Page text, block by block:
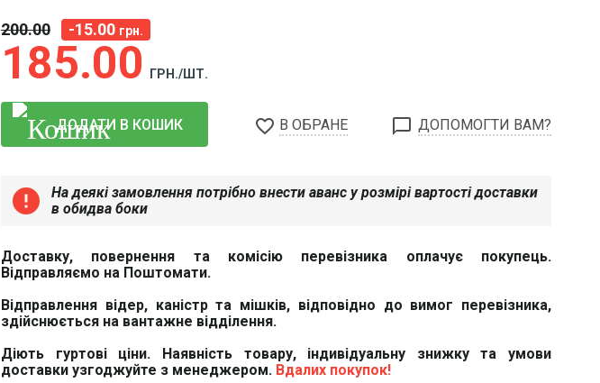
200 00 -15.00 грн.
185 00 ГРН./ШТ.
ДОДАТИ В КОШИК favorite_border В ОБРАНЕ chat_bubble_outline ДОПОМОГТИ ВАМ?
error
На деякі замовлення потрібно внести аванс у розмірі вартості доставки
в обидва боки
Доставку, повернення та комісію перевізника оплачує покупець.
Відправляємо на Поштомати.
Відправлення відер, каністр та мішків, відповідно до вимог перевізника,
здійснюється на вантажне відділення.
Діють гуртові ціни. Наявність товару, індивідуальну знижку та умови
доставки узгоджуйте з менеджером. Вдалих покупок!